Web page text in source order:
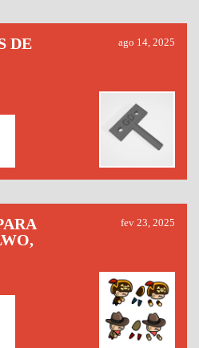
DE
ago 14, 2025
fev 23, 2025